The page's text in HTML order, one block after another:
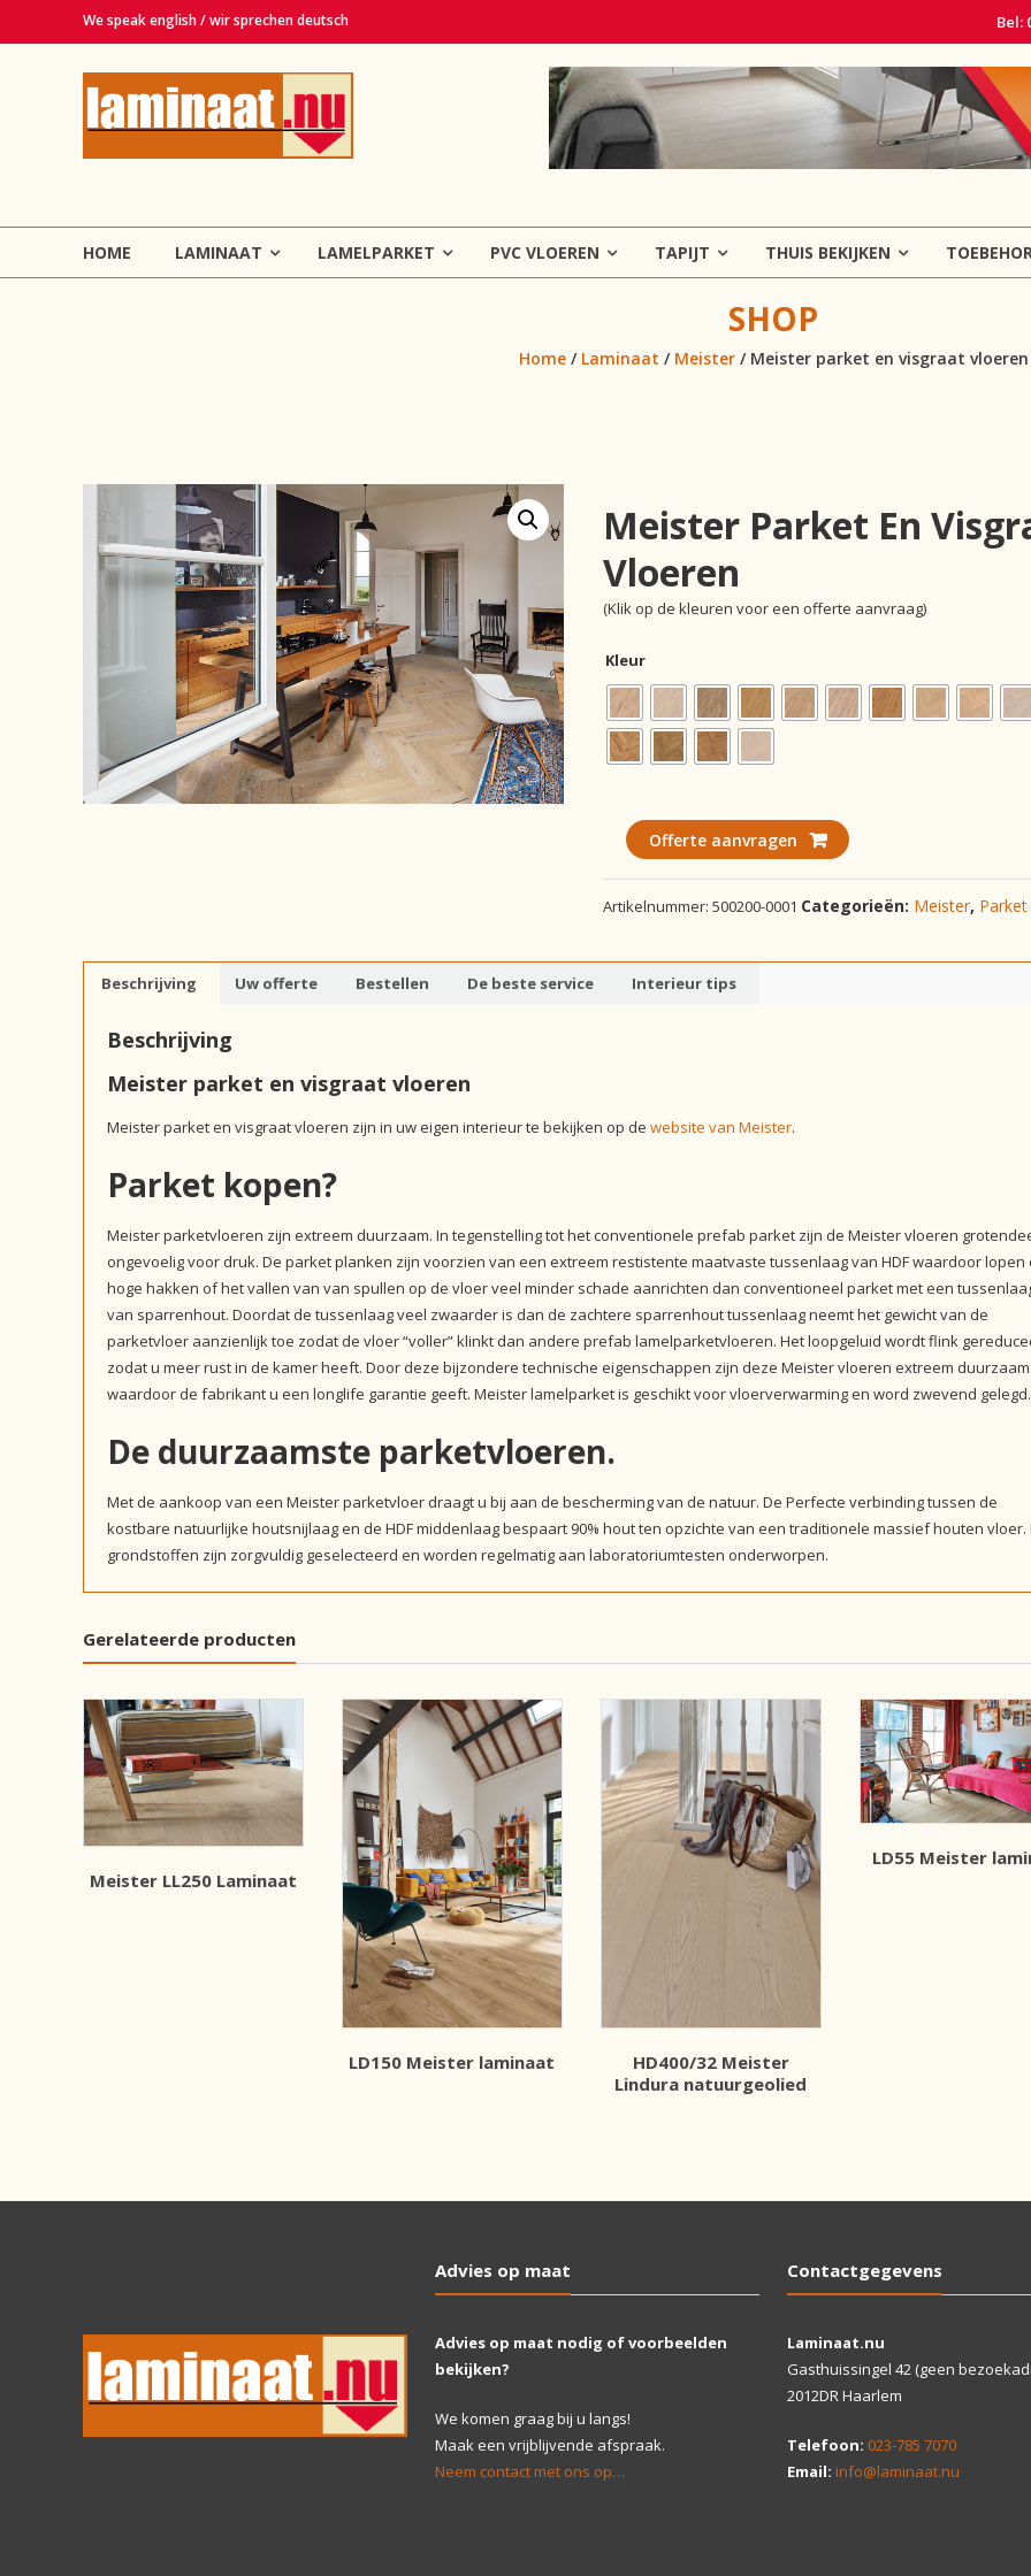
We speak english / wir sprechen deutsch Bel:
Laminaat.nu
Haarlem
lamelparket,
PVC
en
HOME LAMINAAT LAMELPARKET PVC VLOEREN TAPIJT THUIS BEKIJKEN
SHOP
Home/ Laminaat / Meister/ Meister parket en visgraat vloeren
Meister Parket En
Vloeren
(Klik op de kleuren voor een offerte aanvraag)
Kleur
Offerte aanvragen
Artikelnummer:500200-0001 Categorieën: Meister, Parket
Beschrijving Uw offerte Bestellen De beste service Interieur tips
Beschrijving
Meister parket en visgraat vloeren
Meister parket en visgraat vloeren zijn in uw eigen interieur te bekijken op de website van Meister.
Parket kopen?
Meister parketvloeren zijn extreem duurzaam. In tegenstelling tot het conventionele prefab parket zijn de Meister vloeren
ongevoelig voor druk. De parket planken zijn voorzien van een extreem restistente maatvaste tussenlaag van HDF waardoor lopen
hoge hakken of het vallen van van spullen op de vloer veel minder schade aanrichten dan conventioneel parket met een
van sparrenhout. Doordat de tussenlaag veel zwaarder is dan de zachtere sparrenhout tussenlaag neemt het gewicht van de
parketvloer aanzienlijk toe zodat de vloer “voller” klinkt dan andere prefab lamelparketvloeren. Het loopgeluid wordt flink
zodat u meer rust in de kamer heeft. Door deze bijzondere technische eigenschappen zijn deze Meister vloeren extreem duurzaam
waardoor de fabrikant u een longlife garantie geeft. Meister lamelparket is geschikt voor vloerverwarming en word zwevend gelegd.
De duurzaamste parketvloeren.
Met de aankoop van een Meister parketvloer draagt u bij aan de bescherming van de natuur. De Perfecte verbinding tussen de
kostbare natuurlijke houtsnijlaag en de HDF middenlaag bespaart 90% hout ten opzichte van een traditionele massief houten vloer.
grondstoffen zijn zorgvuldig geselecteerd en worden regelmatig aan laboratoriumtesten onderworpen.
Gerelateerde producten
Meister LL250 Laminaat
LD150 Meister laminaat
HD400/32 Meister
Lindura natuurgeolied
LD55 Meister
Advies op maat
Advies op maat nodig of voorbeelden
bekijken?
We komen graag bij u langs!
Maak een vrijblijvende afspraak.
Neem contact met ons op…
Contactgegevens
Laminaat.nu
Gasthuissingel 42 (geen
2012DR Haarlem
Telefoon: 023-785 7070
Email: info@laminaat.nu